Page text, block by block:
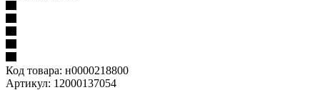
Код товара: н0000218800
Артикул: 12000137054